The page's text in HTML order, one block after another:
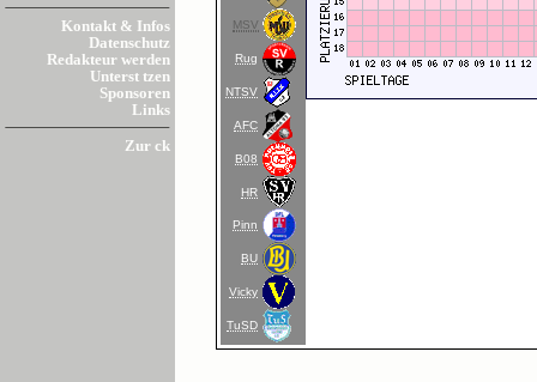
Kontakt & Infos
Datenschutz
Redakteur werden
Unterst tzen
Sponsoren
Links
Zur ck
MSV
Rug
NTSV
AFC
B08
HR
Pinn
BU
Vicky
TuSD